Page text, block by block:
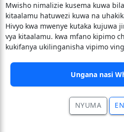
Mwisho nimalizie kusema kuwa
kitaalamu hatuwezi kuwa na
Hivyo kwa mwenye kutaka kujuwa
vya kitaalamu. kwa mfano kipimo
kukifanya ukilinganisha vipimo
Ungana nasi
NYUMA